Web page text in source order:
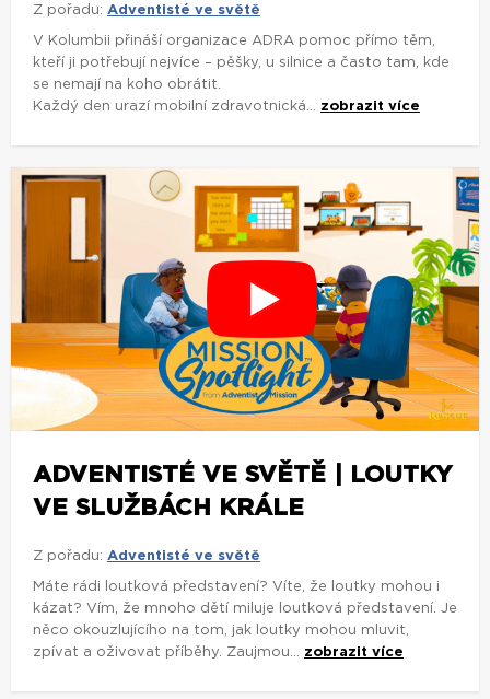
Z pořadu: Adventisté ve světě
V Kolumbii přináší organizace ADRA pomoc přímo těm,
kteří ji potřebují nejvíce – pěšky, u silnice a často tam, kde
se nemají na koho obrátit.
Každý den urazí mobilní zdravotnická... zobrazit více
ADVENTISTÉ VE SVĚTĚ | LOUTKY
VE SLUŽBÁCH KRÁLE
Z pořadu: Adventisté ve světě
Máte rádi loutková představení? Víte, že loutky mohou i
kázat? Vím, že mnoho dětí miluje loutková představení. Je
něco okouzlujícího na tom, jak loutky mohou mluvit,
zpívat a oživovat příběhy. Zaujmou... zobrazit více